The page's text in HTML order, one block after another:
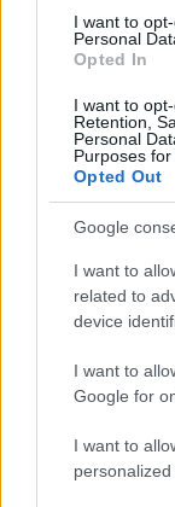
I want to
Personal
Opted In
I want to
Retention,
Personal
Purposes for
Opted Out
Google
I want to
related to
device
I want to
Google for
I want to
personalized
2024. szeptember 8.
Schóbert Lara
Németh
Vasárnap újra